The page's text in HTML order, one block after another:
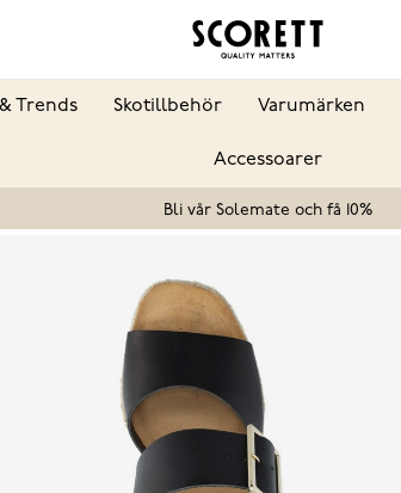
Trends Skotillbehör Varumärken
Accessoarer
Bli vår Solemate och få 10%